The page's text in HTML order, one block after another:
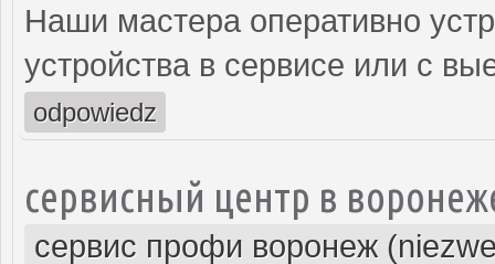
Наши мастера оперативно
устройства в сервисе или с
odpowiedz
сервисный центр в
сервис профи воронеж